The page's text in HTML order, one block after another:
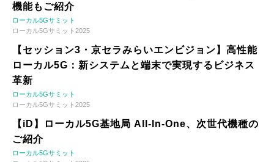
機能もご紹介
ローカル5Gサミット
ローカル5Gサミット2025
【セッション3・京セラみらいエンビジョン】高性能
ローカル5G：新システムと端末で実現するビジネス
革新
ローカル5Gサミット
ローカル5Gサミット2025
【iD】ローカル5G基地局 All-In-One、次世代機種の
ご紹介
ローカル5Gサミット